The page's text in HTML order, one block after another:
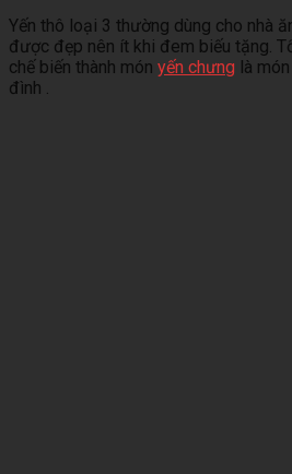
Yến thô loại 3 thường dùng cho nhà
được đẹp nên ít khi đem biếu tặng.
chế biến thành món yến chưng là
đình .